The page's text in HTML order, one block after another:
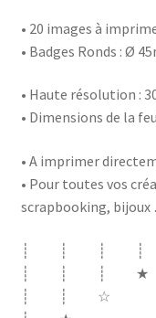
• 20 images à
• Badges Ronds : Ø
• Haute résolution :
• Dimensions de la
• A imprimer
• Pour toutes vos
scrapbooking,
┊ ┊ ┊ ┊
┊ ┊ ┊ ★
┊ ┊ ☆